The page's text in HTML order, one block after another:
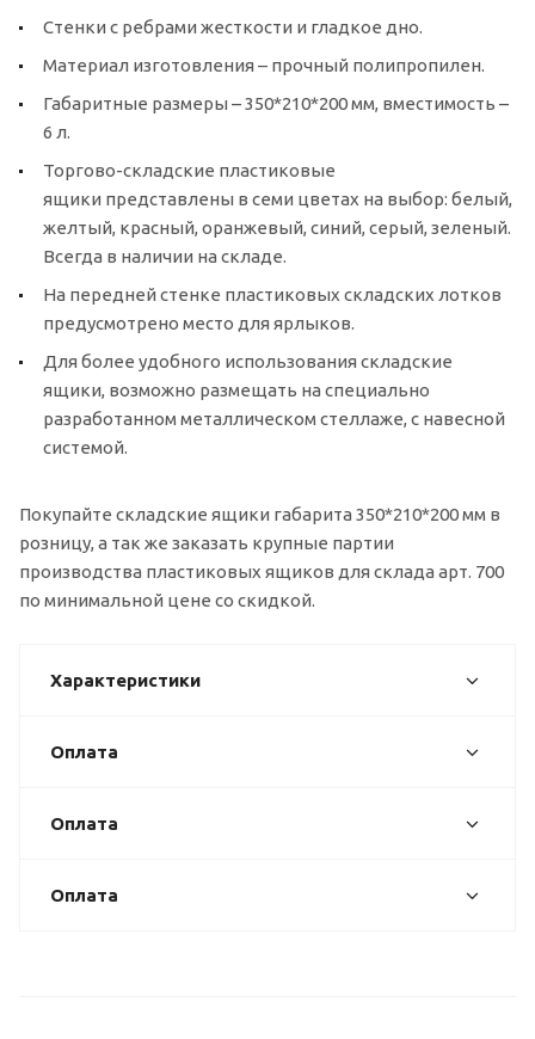
Стенки с ребрами жесткости и гладкое дно.
Материал изготовления – прочный полипропилен.
Габаритные размеры – 350*210*200 мм, вместимость –
6 л.
Торгово-складские пластиковые
ящики представлены в семи цветах на выбор: белый,
желтый, красный, оранжевый, синий, серый, зеленый.
Всегда в наличии на складе.
На передней стенке пластиковых складских лотков
предусмотрено место для ярлыков.
Для более удобного использования складские
ящики, возможно размещать на специально
разработанном металлическом стеллаже, с навесной
системой.
Покупайте складские ящики габарита 350*210*200 мм в
розницу, а так же заказать крупные партии
производства пластиковых ящиков для склада арт. 700
по минимальной цене со скидкой.
Характеристики
Оплата
Оплата
Оплата